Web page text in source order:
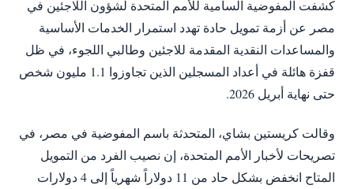
كشفت المفوضية السامية للأمم المتحدة لشؤون اللاجئين في
مصر عن أزمة تمويل حادة تهدد استمرار الخدمات الأساسية
والمساعدات النقدية المقدمة للاجئين وطالبي اللجوء، في ظل
قفزة هائلة في أعداد المسجلين الذين تجاوزوا 1.1 مليون شخص
حتى نهاية أبريل 2026.
وقالت كريستين بشاي، المتحدثة باسم المفوضية في مصر، في
تصريحات لأخبار الأمم المتحدة، إن نصيب الفرد من التمويل
المتاح انخفض بشكل حاد من 11 دولاراً شهرياً إلى 4 دولارات